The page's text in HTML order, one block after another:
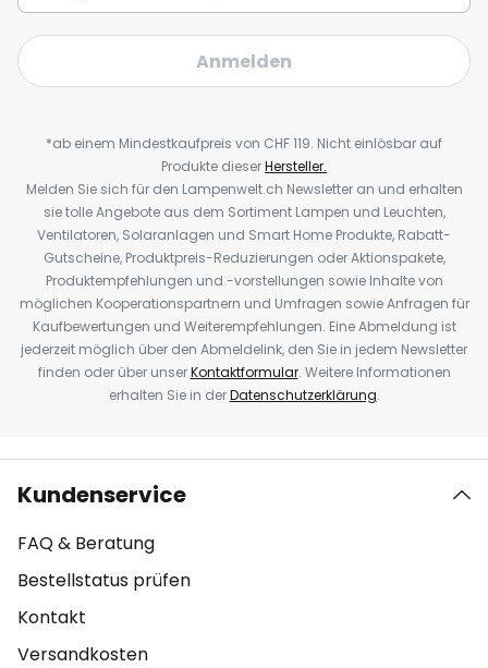
Anmelden
*ab einem Mindestkaufpreis von CHF 119. Nicht einlösbar auf
Produkte dieserHersteller.
Melden Sie sich für den Lampenwelt.ch Newsletter an und erhalten
sie tolle Angebote aus dem Sortiment Lampen und Leuchten,
Ventilatoren, Solaranlagen und Smart Home Produkte, Rabatt-
Gutscheine, Produktpreis-Reduzierungen oder Aktionspakete,
Produktempfehlungen und -vorstellungen sowie Inhalte von
möglichen Kooperationspartnern und Umfragen sowie Anfragen für
Kaufbewertungen und Weiterempfehlungen. Eine Abmeldung ist
jederzeit möglich über den Abmeldelink, den Sie in jedem Newsletter
finden oder über unserKontaktformular. Weitere Informationen
erhalten Sie in derDatenschutzerklärung.
Kundenservice
FAQ & Beratung
Bestellstatus prüfen
Kontakt
Versandkosten